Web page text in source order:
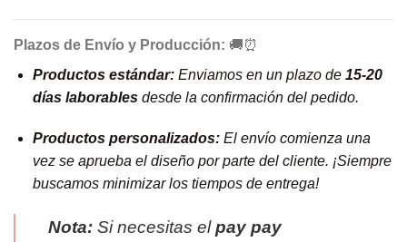
Plazos de Envío y Producción: 🚚⏰
Productos estándar:Enviamos en un plazo de 15-20
días laborablesdesde la confirmación del pedido.
Productos personalizados:El envío comienza una
vez se aprueba el diseño por parte del cliente. ¡Siempre
buscamos minimizar los tiempos de entrega!
Nota: Si necesitas elpay pay